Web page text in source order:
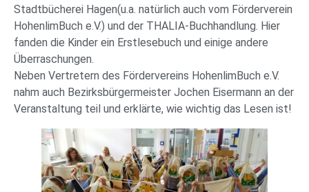
Stadtbücherei Hagen(u.a. natürlich auch vom Förderverein
HohenlimBuch e.V.) und der THALIA-Buchhandlung. Hier
fanden die Kinder ein Erstlesebuch und einige andere
Überraschungen.
Neben Vertretern des Fördervereins HohenlimBuch e.V.
nahm auch Bezirksbürgermeister Jochen Eisermann an der
Veranstaltung teil und erklärte, wie wichtig das Lesen ist!